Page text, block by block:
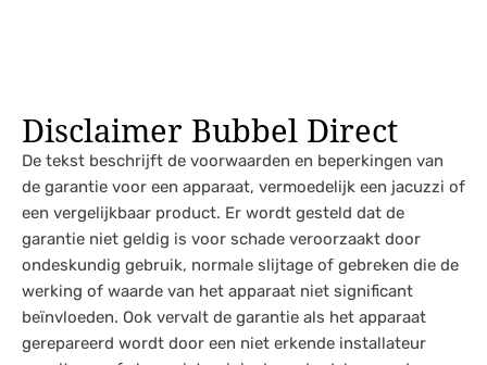
Disclaimer Bubbel Direct
De tekst beschrijft de voorwaarden en beperkingen van
de garantie voor een apparaat, vermoedelijk een jacuzzi of
een vergelijkbaar product. Er wordt gesteld dat de
garantie niet geldig is voor schade veroorzaakt door
ondeskundig gebruik, normale slijtage of gebreken die de
werking of waarde van het apparaat niet significant
beïnvloeden. Ook vervalt de garantie als het apparaat
gerepareerd wordt door een niet erkende installateur